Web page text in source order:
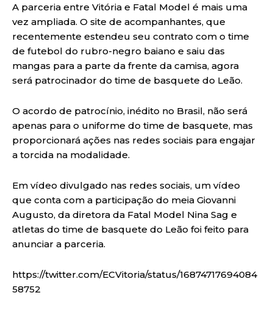
A parceria entre Vitória e Fatal Model é mais uma
vez ampliada. O site de acompanhantes, que
recentemente estendeu seu contrato com o time
de futebol do rubro-negro baiano e saiu das
mangas para a parte da frente da camisa, agora
será patrocinador do time de basquete do Leão.
O acordo de patrocínio, inédito no Brasil, não será
apenas para o uniforme do time de basquete, mas
proporcionará ações nas redes sociais para engajar
a torcida na modalidade.
Em vídeo divulgado nas redes sociais, um vídeo
que conta com a participação do meia Giovanni
Augusto, da diretora da Fatal Model Nina Sag e
atletas do time de basquete do Leão foi feito para
anunciar a parceria.
https://twitter.com/ECVitoria/status/16874717694084
58752